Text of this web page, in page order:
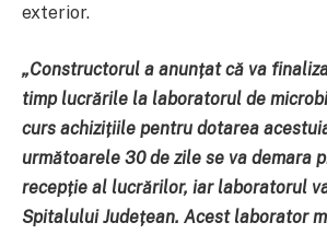
exterior.
„Constructorul a anunțat că va
timp lucrările la laboratorul de
curs achizițiile pentru dotarea
următoarele 30 de zile se va demara
recepție al lucrărilor, iar laboratorul
Spitalului Județean. Acest laborator